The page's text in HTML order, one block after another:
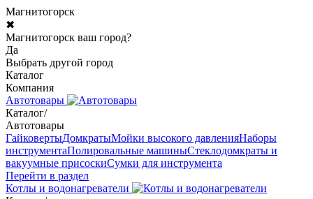
Магнитогорск
✖
Магнитогорск ваш город?
Да
Выбрать другой город
Каталог
Компания
Автотовары
Каталог/
Автотовары
ГайковертыДомкратыМойки высокого давленияНаборы
инструментаПолировальные машиныСтеклодомкраты и
вакуумные присоскиСумки для инструмента
Перейти в раздел
Котлы и водонагреватели